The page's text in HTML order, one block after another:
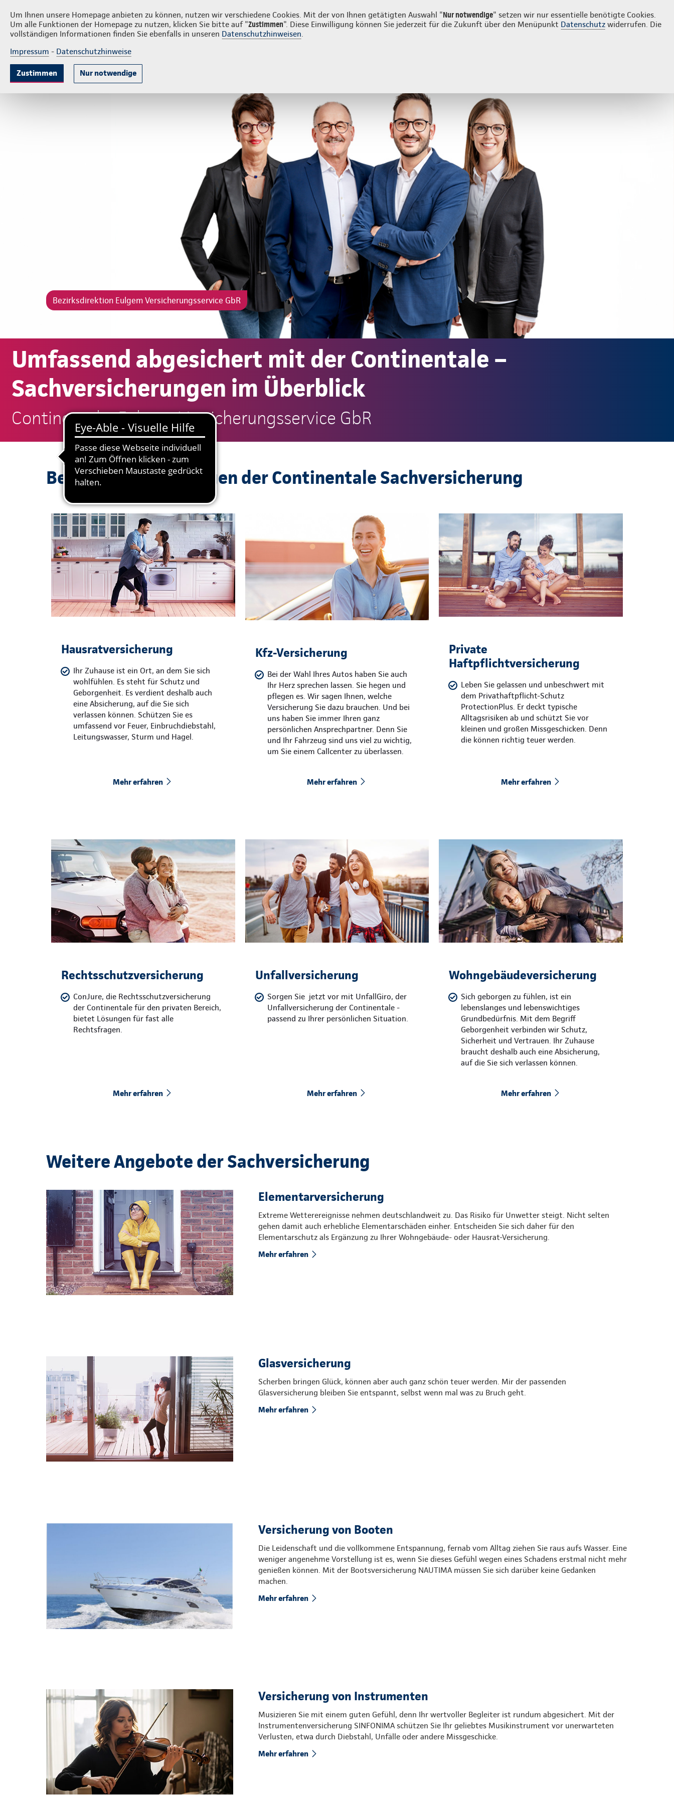
Um Ihnen unsere Homepage anbieten zu können, nutzen wir verschiedene Cookies. Mit der von Ihnen getätigten Auswahl "Nur notwendige" setzen wir nur essentielle benötigte Cookies.
Um alle Funktionen der Homepage zu nutzen, klicken Sie bitte auf "Zustimmen". Diese Einwilligung können Sie jederzeit für die Zukunft über den Menüpunkt Datenschutz widerrufen. Die
vollständigen Informationen finden Sie ebenfalls in unseren Datenschutzhinweisen.
Impressum - Datenschutzhinweise
Zustimmen Nur notwendige
Eulgem Versicherungsservice GbR PrivatkundenFirmenkunden Login Kontakt 02651 98610
KrankenversicherungLebensversicherung
Bezirksdirektion Eulgem Versicherungsservice GbR
Umfassend abgesichert mit der Continentale –
Sachversicherungen im Überblick
Continentale: Eulgem Versicherungsservice GbR
Beliebte Absicherungen der Continentale Sachversicherung
Hausratversicherung
Ihr Zuhause ist ein Ort, an dem Sie sich
wohlfühlen. Es steht für Schutz und
Geborgenheit. Es verdient deshalb auch
eine Absicherung, auf die Sie sich
verlassen können. Schützen Sie es
umfassend vor Feuer, Einbruchdiebstahl,
Leitungswasser, Sturm und Hagel.
Mehr erfahren
Kfz-Versicherung
Bei der Wahl Ihres Autos haben Sie auch
Ihr Herz sprechen lassen. Sie hegen und
pflegen es. Wir sagen Ihnen, welche
Versicherung Sie dazu brauchen. Und bei
uns haben Sie immer Ihren ganz
persönlichen Ansprechpartner. Denn Sie
und Ihr Fahrzeug sind uns viel zu wichtig,
um Sie einem Callcenter zu überlassen.
Mehr erfahren
Private
Haftpflichtversicherung
Leben Sie gelassen und unbeschwert mit
dem Privathaftpflicht-Schutz
ProtectionPlus. Er deckt typische
Alltagsrisiken ab und schützt Sie vor
kleinen und großen Missgeschicken. Denn
die können richtig teuer werden.
Mehr erfahren
Rechtsschutzversicherung
ConJure, die Rechtsschutzversicherung
der Continentale für den privaten Bereich,
bietet Lösungen für fast alle
Rechtsfragen.
Mehr erfahren
Unfallversicherung
Sorgen Sie jetzt vor mit UnfallGiro, der
Unfallversicherung der Continentale -
passend zu Ihrer persönlichen Situation.
Mehr erfahren
Wohngebäudeversicherung
Sich geborgen zu fühlen, ist ein
lebenslanges und lebenswichtiges
Grundbedürfnis. Mit dem Begriff
Geborgenheit verbinden wir Schutz,
Sicherheit und Vertrauen. Ihr Zuhause
braucht deshalb auch eine Absicherung,
auf die Sie sich verlassen können.
Mehr erfahren
Weitere Angebote der Sachversicherung
Elementarversicherung
Extreme Wetterereignisse nehmen deutschlandweit zu. Das Risiko für Unwetter steigt. Nicht selten
gehen damit auch erhebliche Elementarschäden einher. Entscheiden Sie sich daher für den
Elementarschutz als Ergänzung zu Ihrer Wohngebäude- oder Hausrat-Versicherung.
Mehr erfahren
Glasversicherung
Scherben bringen Glück, können aber auch ganz schön teuer werden. Mir der passenden
Glasversicherung bleiben Sie entspannt, selbst wenn mal was zu Bruch geht.
Mehr erfahren
Versicherung von Booten
Die Leidenschaft und die vollkommene Entspannung, fernab vom Alltag ziehen Sie raus aufs Wasser. Eine
weniger angenehme Vorstellung ist es, wenn Sie dieses Gefühl wegen eines Schadens erstmal nicht mehr
genießen können. Mit der Bootsversicherung NAUTIMA müssen Sie sich darüber keine Gedanken
machen.
Mehr erfahren
Versicherung von Instrumenten
Musizieren Sie mit einem guten Gefühl, denn Ihr wertvoller Begleiter ist rundum abgesichert. Mit der
Instrumentenversicherung SINFONIMA schützen Sie Ihr geliebtes Musikinstrument vor unerwarteten
Verlusten, etwa durch Diebstahl, Unfälle oder andere Missgeschicke.
Mehr erfahren